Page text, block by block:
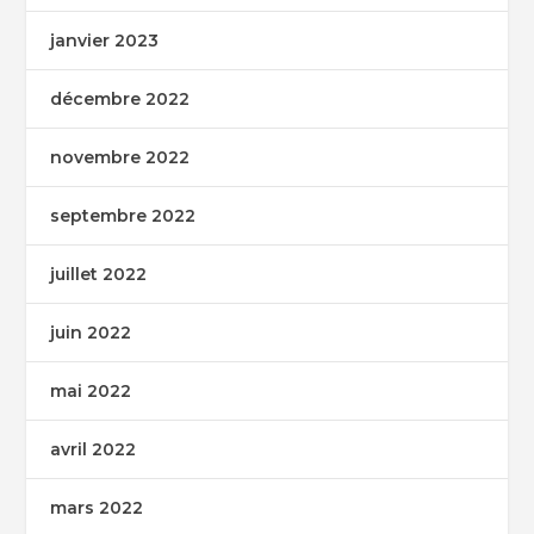
janvier 2023
décembre 2022
novembre 2022
septembre 2022
juillet 2022
juin 2022
mai 2022
avril 2022
mars 2022